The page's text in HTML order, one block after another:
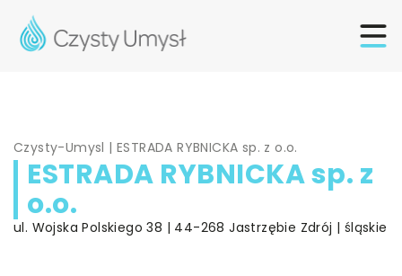
Czysty-Umysl |ESTRADA RYBNICKA sp. z o.o.
ESTRADA RYBNICKA sp. z
o.o.
ul. Wojska Polskiego 38 | 44-268 Jastrzębie Zdrój | śląskie